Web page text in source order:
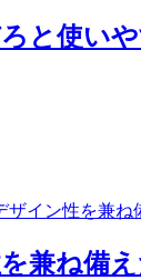
と使い
兼ね備